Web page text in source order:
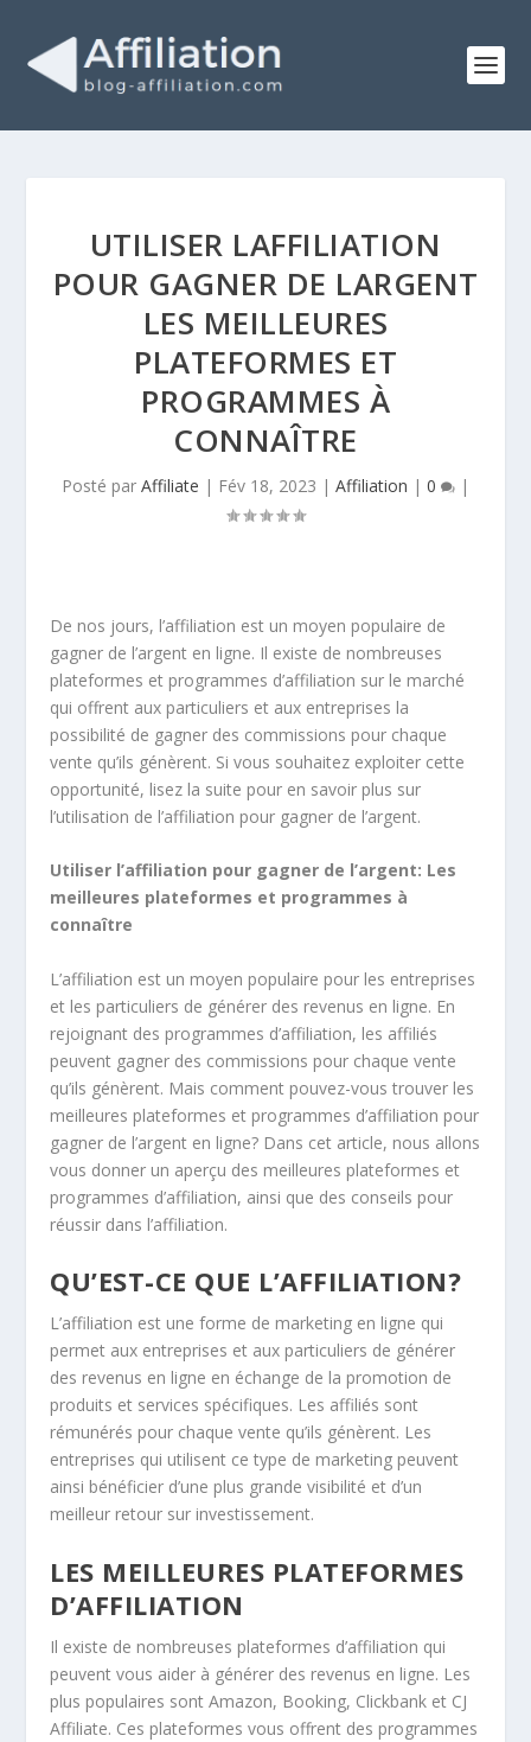
UTILISER LAFFILIATION
POUR GAGNER DE LARGENT
LES MEILLEURES
PLATEFORMES ET
PROGRAMMES À
CONNAÎTRE
Posté par Affiliate | Fév 18, 2023 | Affiliation | 0 |
De nos jours, l’affiliation est un moyen populaire de
gagner de l’argent en ligne. Il existe de nombreuses
plateformes et programmes d’affiliation sur le marché
qui offrent aux particuliers et aux entreprises la
possibilité de gagner des commissions pour chaque
vente qu’ils génèrent. Si vous souhaitez exploiter cette
opportunité, lisez la suite pour en savoir plus sur
l’utilisation de l’affiliation pour gagner de l’argent.
Utiliser l’affiliation pour gagner de l’argent: Les
meilleures plateformes et programmes à
connaître
L’affiliation est un moyen populaire pour les entreprises
et les particuliers de générer des revenus en ligne. En
rejoignant des programmes d’affiliation, les affiliés
peuvent gagner des commissions pour chaque vente
qu’ils génèrent. Mais comment pouvez-vous trouver les
meilleures plateformes et programmes d’affiliation pour
gagner de l’argent en ligne? Dans cet article, nous allons
vous donner un aperçu des meilleures plateformes et
programmes d’affiliation, ainsi que des conseils pour
réussir dans l’affiliation.
QU’EST-CE QUE L’AFFILIATION?
L’affiliation est une forme de marketing en ligne qui
permet aux entreprises et aux particuliers de générer
des revenus en ligne en échange de la promotion de
produits et services spécifiques. Les affiliés sont
rémunérés pour chaque vente qu’ils génèrent. Les
entreprises qui utilisent ce type de marketing peuvent
ainsi bénéficier d’une plus grande visibilité et d’un
meilleur retour sur investissement.
LES MEILLEURES PLATEFORMES
D’AFFILIATION
Il existe de nombreuses plateformes d’affiliation qui
peuvent vous aider à générer des revenus en ligne. Les
plus populaires sont Amazon, Booking, Clickbank et CJ
Affiliate. Ces plateformes vous offrent des programmes